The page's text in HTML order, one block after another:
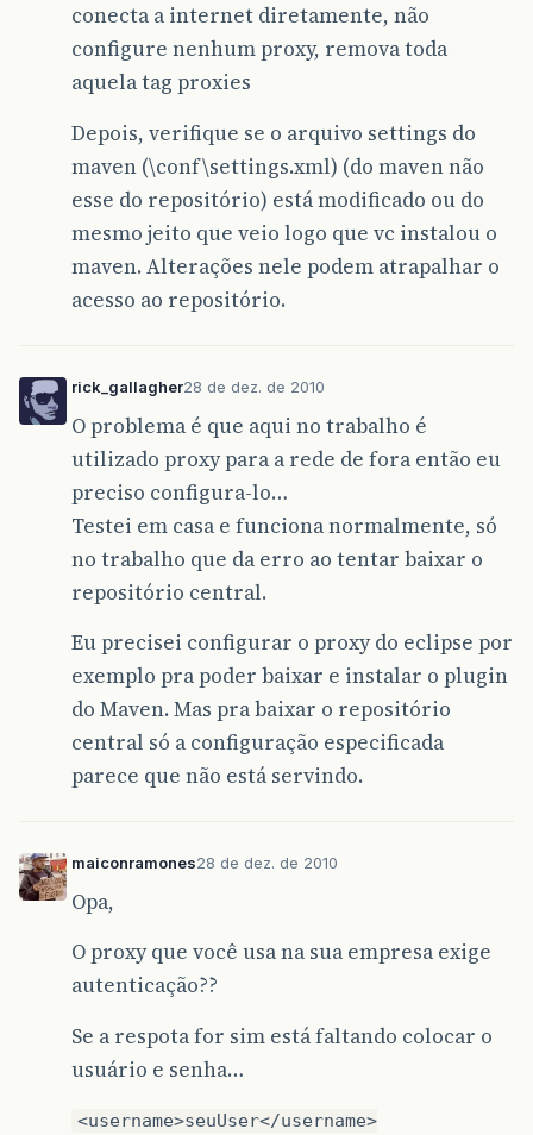
conecta a internet diretamente, não
configure nenhum proxy, remova toda
aquela tag proxies
Depois, verifique se o arquivo settings do
maven (\conf\settings.xml) (do maven não
esse do repositório) está modificado ou do
mesmo jeito que veio logo que vc instalou o
maven. Alterações nele podem atrapalhar o
acesso ao repositório.
rick_gallagher28 de dez. de 2010
O problema é que aqui no trabalho é
utilizado proxy para a rede de fora então eu
preciso configura-lo…
Testei em casa e funciona normalmente, só
no trabalho que da erro ao tentar baixar o
repositório central.
Eu precisei configurar o proxy do eclipse por
exemplo pra poder baixar e instalar o plugin
do Maven. Mas pra baixar o repositório
central só a configuração especificada
parece que não está servindo.
maiconramones28 de dez. de 2010
Opa,
O proxy que você usa na sua empresa exige
autenticação??
Se a respota for sim está faltando colocar o
usuário e senha…
<username>seuUser</username>